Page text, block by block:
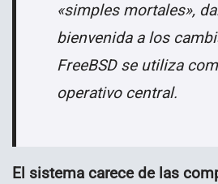
«simples mortales»,
bienvenida a los
FreeBSD se utiliza
operativo central.
El sistema carece de las